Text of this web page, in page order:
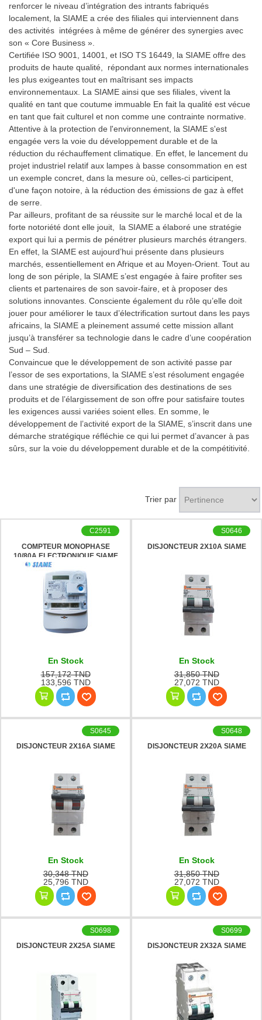
renforcer le niveau d’intégration des intrants fabriqués
localement, la SIAME a crée des filiales qui interviennent dans
des activités intégrées à même de générer des synergies avec
son « Core Business ».
Certifiée ISO 9001, 14001, et ISO TS 16449, la SIAME offre des
produits de haute qualité, répondant aux normes internationales
les plus exigeantes tout en maîtrisant ses impacts
environnementaux. La SIAME ainsi que ses filiales, vivent la
qualité en tant que coutume immuable En fait la qualité est vécue
en tant que fait culturel et non comme une contrainte normative.
Attentive à la protection de l'environnement, la SIAME s'est
engagée vers la voie du développement durable et de la
réduction du réchauffement climatique. En effet, le lancement du
projet industriel relatif aux lampes à basse consommation en est
un exemple concret, dans la mesure où, celles-ci participent,
d'une façon notoire, à la réduction des émissions de gaz à effet
de serre.
Par ailleurs, profitant de sa réussite sur le marché local et de la
forte notoriété dont elle jouit, la SIAME a élaboré une stratégie
export qui lui a permis de pénétrer plusieurs marchés étrangers.
En effet, la SIAME est aujourd’hui présente dans plusieurs
marchés, essentiellement en Afrique et au Moyen-Orient. Tout au
long de son périple, la SIAME s’est engagée à faire profiter ses
clients et partenaires de son savoir-faire, et à proposer des
solutions innovantes. Consciente également du rôle qu’elle doit
jouer pour améliorer le taux d’électrification surtout dans les pays
africains, la SIAME a pleinement assumé cette mission allant
jusqu’à transférer sa technologie dans le cadre d’une coopération
Sud – Sud.
Convaincue que le développement de son activité passe par
l’essor de ses exportations, la SIAME s’est résolument engagée
dans une stratégie de diversification des destinations de ses
produits et de l’élargissement de son offre pour satisfaire toutes
les exigences aussi variées soient elles. En somme, le
développement de l’activité export de la SIAME, s’inscrit dans une
démarche stratégique réfléchie ce qui lui permet d’avancer à pas
sûrs, sur la voie du développement durable et de la compétitivité.
Trier par
COMPTEUR MONOPHASE
10/80A ELECTRONIQUE SIAME
C2591
En Stock
157,172 TND
133,596 TND
DISJONCTEUR 2X10A SIAME
S0646
En Stock
31,850 TND
27,072 TND
DISJONCTEUR 2X16A SIAME
S0645
En Stock
30,348 TND
25,796 TND
DISJONCTEUR 2X20A SIAME
S0648
En Stock
31,850 TND
27,072 TND
DISJONCTEUR 2X25A SIAME
S0698
DISJONCTEUR 2X32A SIAME
S0699